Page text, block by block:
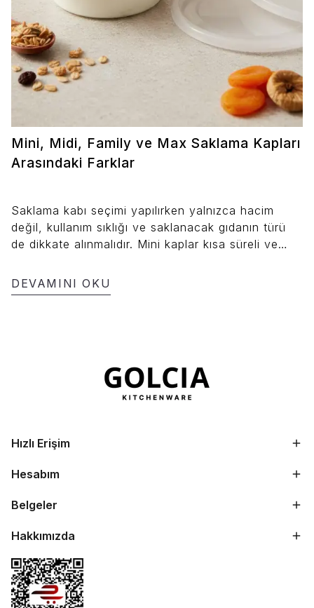
Mini, Midi, Family ve Max Saklama Kapları
Arasındaki Farklar
Saklama kabı seçimi yapılırken yalnızca hacim
değil, kullanım sıklığı ve saklanacak gıdanın türü
de dikkate alınmalıdır. Mini kaplar kısa süreli ve
günlük mutfak ihtiyaçlarının büyük kısmını karşılar.
Family kaplar düzenli yemek yapan aileler için
DEVAMINI OKU
Hızlı Erişim
Hesabım
Belgeler
Hakkımızda